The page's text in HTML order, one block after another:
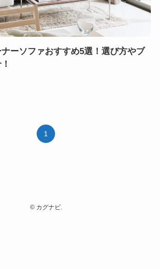
ーソファおすすめ5選！選び方やブ
1
©カグナビ.